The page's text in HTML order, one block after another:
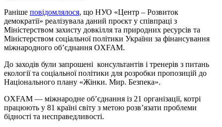
Раніше повідомлялося, що НУО «Центр – Розвиток
демократії» реалізувала даний проєкт у співпраці з
Міністерством захисту довкілля та природних ресурсів та
Міністерством соціальної політики України за фінансування
міжнародного об’єднання OXFAM.
До заходів були запрошені консультантів і тренерів з питань
екології та соціальної політики для розробки пропозицій до
Національного плану «Жінки. Мир. Безпека».
OXFAM — міжнародне об’єднання із 21 організації, котрі
працюють у 81 країні світу з метою розв’язати проблеми
бідності та несправедливості.